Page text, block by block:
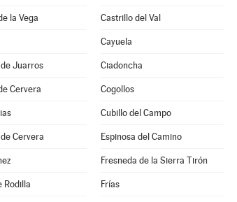
la Vega Castrillo del Val
Cayuela
Juarros Ciadoncha
Cervera Cogollos
Cubillo del Campo
Cervera Espinosa del Camino
Fresneda de la Sierra Tirón
Rodilla Frías